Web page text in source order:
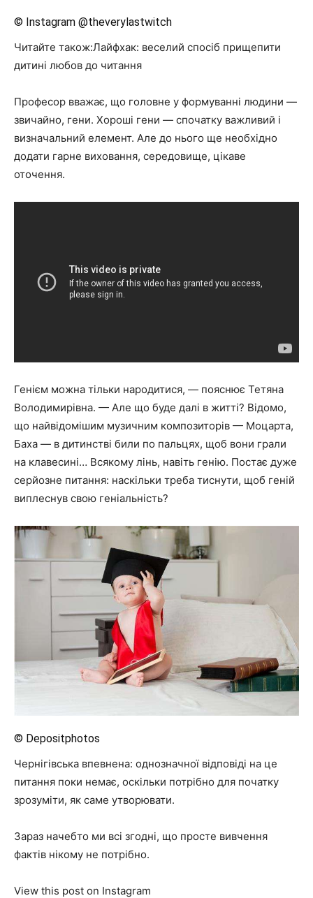
© Instagram @theverylastwitch
Читайте також:Лайфхак: веселий спосіб прищепити
дитині любов до читання
Професор вважає, що головне у формуванні людини —
звичайно, гени. Хороші гени — спочатку важливий і
визначальний елемент. Але до нього ще необхідно
додати гарне виховання, середовище, цікаве
оточення.
Генієм можна тільки народитися, — пояснює Тетяна
Володимирівна. — Але що буде далі в житті? Відомо,
що найвідомішим музичним композиторів — Моцарта,
Баха — в дитинстві били по пальцях, щоб вони грали
на клавесині… Всякому лінь, навіть генію. Постає дуже
серйозне питання: наскільки треба тиснути, щоб геній
виплеснув свою геніальність?
© Depositphotos
Чернігівська впевнена: однозначної відповіді на це
питання поки немає, оскільки потрібно для початку
зрозуміти, як саме утворювати.
Зараз начебто ми всі згодні, що просте вивчення
фактів нікому не потрібно.
View this post on Instagram